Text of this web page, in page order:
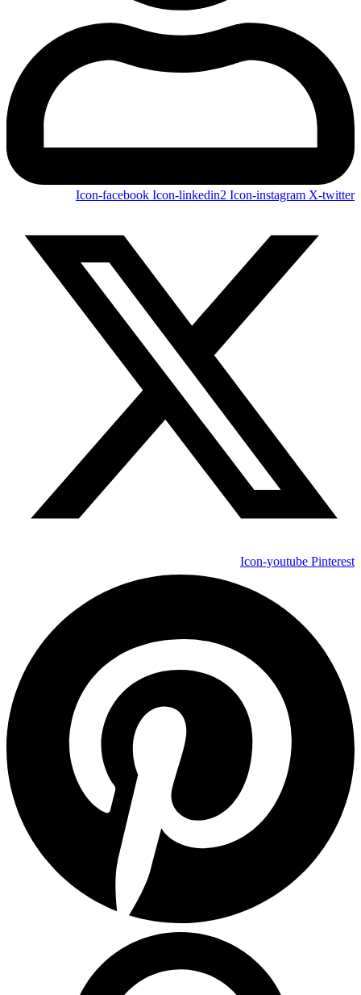
Icon-facebook Icon-linkedin2 Icon-instagram X-twitter
Icon-youtube Pinterest